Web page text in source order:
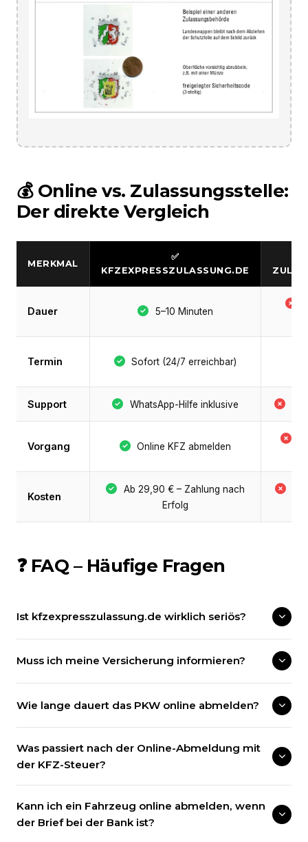
💰 Online vs. Zulassungsstelle:
Der direkte Vergleich
MERKMAL
✅
KFZEXPRESSZULASSUNG.DE
Dauer 5–10 Minuten
Termin Sofort (24/7 erreichbar)
Support WhatsApp-Hilfe inklusive
Vorgang Online KFZ abmelden
Kosten
Ab 29,90 € – Zahlung nach
Erfolg
❓ FAQ – Häufige Fragen
Ist kfzexpresszulassung.de wirklich seriös?
Muss ich meine Versicherung informieren?
Wie lange dauert das PKW online abmelden?
Was passiert nach der Online-Abmeldung mit
der KFZ-Steuer?
Kann ich ein Fahrzeug online abmelden, wenn
der Brief bei der Bank ist?